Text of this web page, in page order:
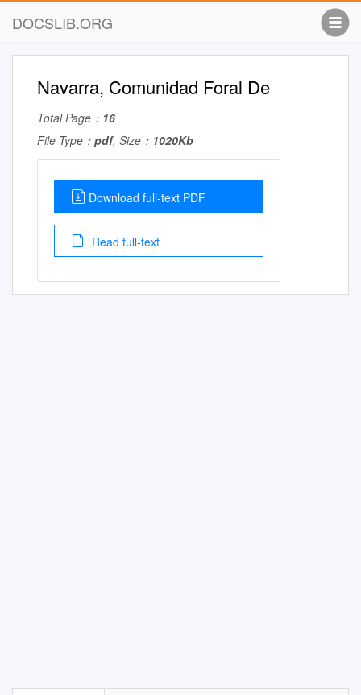
DOCSLIB.ORG
Navarra, Comunidad Foral De
Total Page： 16
File Type： pdf, Size： 1020Kb
Download full-text PDF
Read full-text